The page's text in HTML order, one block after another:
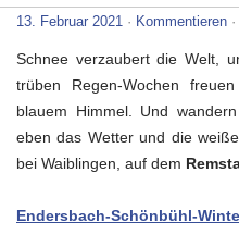
13. Februar 2021 · Kommentieren
Schnee verzaubert die Welt,
trüben Regen-Wochen
blauem Himmel. Und
eben das Wetter und die
bei Waiblingen, auf dem
Endersbach-Schönbühl-